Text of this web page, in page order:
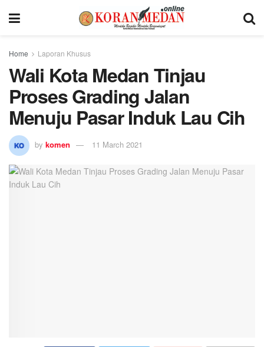
Home Laporan Khusus
Wali Kota Medan Tinjau
Proses Grading Jalan
Menuju Pasar Induk Lau Cih
by komen 11 March 2021